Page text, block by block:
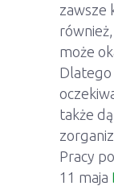
zawsze
może
Dlatego
także
Pracy
11 maja